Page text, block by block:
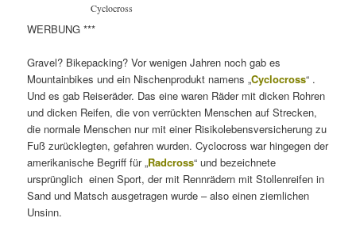
Cyclocross
WERBUNG ***
Gravel? Bikepacking? Vor wenigen Jahren noch gab es
Mountainbikes und ein Nischenprodukt namens „Cyclocross“ .
Und es gab Reiseräder. Das eine waren Räder mit dicken Rohren
und dicken Reifen, die von verrückten Menschen auf Strecken,
die normale Menschen nur mit einer Risikolebensversicherung zu
Fuß zurücklegten, gefahren wurden. Cyclocross war hingegen der
amerikanische Begriff für „Radcross“ und bezeichnete
ursprünglich einen Sport, der mit Rennrädern mit Stollenreifen in
Sand und Matsch ausgetragen wurde – also einen ziemlichen
Unsinn.